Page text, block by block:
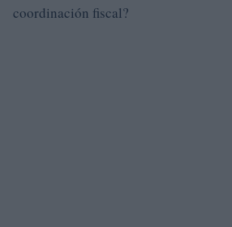
coordinación fiscal?